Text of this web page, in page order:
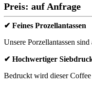
Preis: auf Anfrage
✔ Feines Prozellantassen
Unsere Porzellantassen
✔ Hochwertiger
Bedruckt wird dieser